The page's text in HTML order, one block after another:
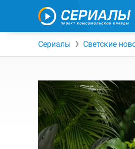
Сериалы Светские